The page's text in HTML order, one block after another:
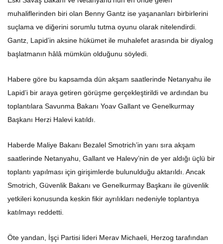
muhaliflerinden biri olan Benny Gantz ise yaşananları birbirlerini
suçlama ve diğerini sorumlu tutma oyunu olarak nitelendirdi.
Gantz, Lapid’in aksine hükümet ile muhalefet arasında bir diyalog
başlatmanın hâlâ mümkün olduğunu söyledi.
Habere göre bu kapsamda dün akşam saatlerinde Netanyahu ile
Lapid’i bir araya getiren görüşme gerçekleştirildi ve ardından bu
toplantılara Savunma Bakanı Yoav Gallant ve Genelkurmay
Başkanı Herzi Halevi katıldı.
Haberde Maliye Bakanı Bezalel Smotrich’in yanı sıra akşam
saatlerinde Netanyahu, Gallant ve Halevy’nin de yer aldığı üçlü bir
toplantı yapılması için girişimlerde bulunulduğu aktarıldı. Ancak
Smotrich, Güvenlik Bakanı ve Genelkurmay Başkanı ile güvenlik
yetkileri konusunda keskin fikir ayrılıkları nedeniyle toplantıya
katılmayı reddetti.
Öte yandan, İşçi Partisi lideri Merav Michaeli, Herzog tarafından